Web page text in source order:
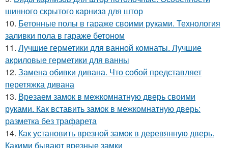
шинного скрытого карниза для штор
10. Бетонные полы в гараже своими руками. Технология
заливки пола в гараже бетоном
11. Лучшие герметики для ванной комнаты. Лучшие
акриловые герметики для ванны
12. Замена обивки дивана. Что собой представляет
перетяжка дивана
13. Врезаем замок в межкомнатную дверь своими
руками. Как вставить замок в межкомнатную дверь:
разметка без трафарета
14. Как установить врезной замок в деревянную дверь.
Какими бывают врезные замки